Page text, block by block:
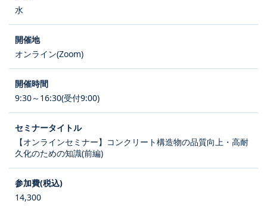
水
オンライン(Zoom)
9:30～16:30(受付9:00)
【オンラインセミナー】コンクリート構造物の品質向上・高耐
久化のための知識(前編)
14,300